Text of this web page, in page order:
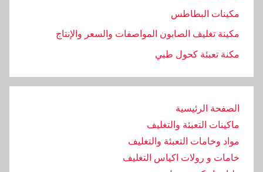
مكينات البطاطس
مكينة تغليف الصابون المواصفات والسعر والإنتاج
مكنة تعبئة كحول طبي
الصفحة الرئيسية
ماكينات التعبئة والتغليف
مواد وخامات التعبئة والتغليف
خامات و رولات اكياس التغليف